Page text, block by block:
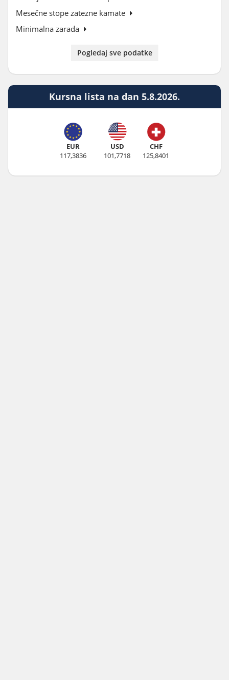
Mesečne stope zatezne kamate
Minimalna zarada
Pogledaj sve podatke
Kursna lista na dan 5.8.2026.
EUR
117,3836
USD
101,7718
CHF
125,8401